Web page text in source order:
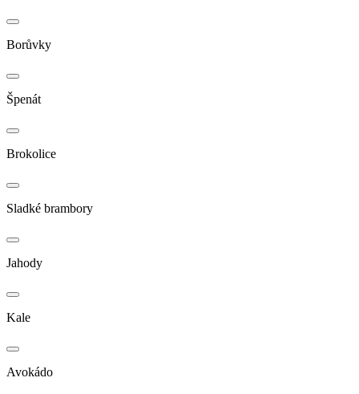
Borůvky
Špenát
Brokolice
Sladké brambory
Jahody
Kale
Avokádo